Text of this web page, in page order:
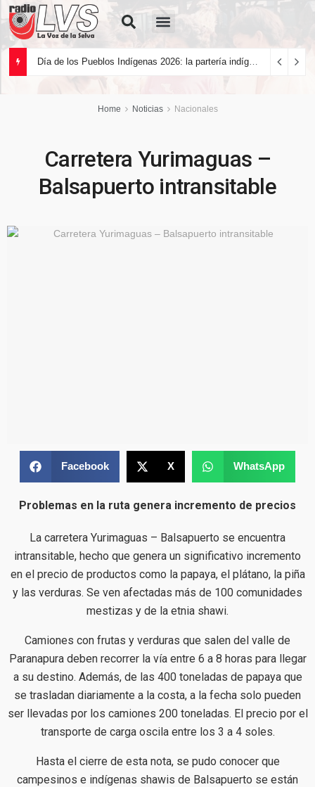
Home Noticias Nacionales
Carretera Yurimaguas –
Balsapuerto intransitable
Facebook X WhatsApp
Problemas en la ruta genera incremento de precios
La carretera Yurimaguas – Balsapuerto se encuentra
intransitable, hecho que genera un significativo incremento
en el precio de productos como la papaya, el plátano, la piña
y las verduras. Se ven afectadas más de 100 comunidades
mestizas y de la etnia shawi.
Camiones con frutas y verduras que salen del valle de
Paranapura deben recorrer la vía entre 6 a 8 horas para llegar
a su destino. Además, de las 400 toneladas de papaya que
se trasladan diariamente a la costa, a la fecha solo pueden
ser llevadas por los camiones 200 toneladas. El precio por el
transporte de carga oscila entre los 3 a 4 soles.
Hasta el cierre de esta nota, se pudo conocer que
campesinos e indígenas shawis de Balsapuerto se están